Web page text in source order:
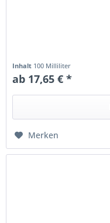
Inhalt 100 Milliliter
ab 17,65 € *
Merken